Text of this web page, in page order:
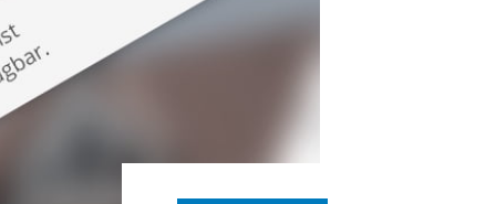
in begehrter Wohnlage von Krefeld-Bockum.